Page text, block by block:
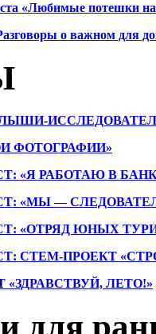
«Любимые потешки
о важном для
ФОТОГРАФИИ»
«Я РАБОТАЮ В
«МЫ —
«ОТРЯД ЮНЫХ
СТЕМ-ПРОЕКТ
ЛЕТО!»